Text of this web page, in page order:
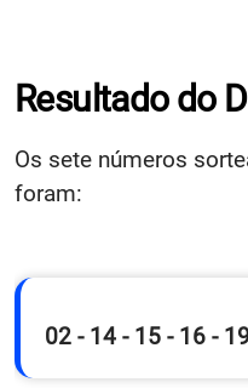
Resultado do
Os sete números
foram:
02 - 14 - 15 - 16 -